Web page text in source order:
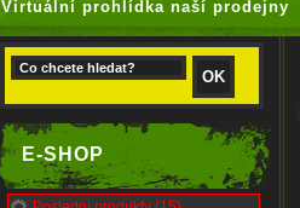
Virtuální prohlídka naší prodejny
E-SHOP